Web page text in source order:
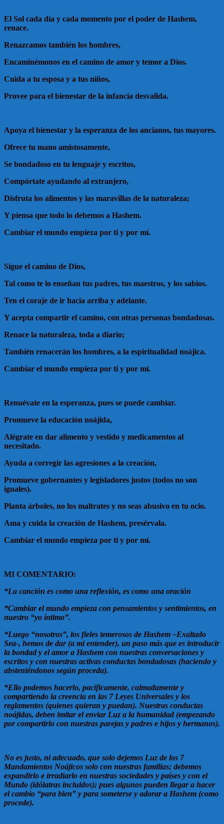
El Sol cada día y cada momento por el poder de Hashem,
renace.
Renazcamos también los hombres,
Encaminémonos en el camino de amor y temor a Dios.
Cuida a tu esposa y a tus niños,
Provee para el bienestar de la infancia desvalida.
Apoya el bienestar y la esperanza de los ancianos, tus mayores.
Ofrece tu mano amistosamente,
Se bondadoso en tu lenguaje y escritos,
Compórtate ayudando al extranjero,
Disfruta los alimentos y las maravillas de la naturaleza;
Y piensa que todo lo debemos a Hashem.
Cambiar el mundo empieza por ti y por mí.
Sigue el camino de Dios,
Tal como te lo enseñan tus padres, tus maestros, y los sabios.
Ten el coraje de ir hacia arriba y adelante.
Y acepta compartir el camino, con otras personas bondadosas.
Renace la naturaleza, toda a diario;
También renacerán los hombres, a la espiritualidad noájica.
Cambiar el mundo empieza por ti y por mí.
Renuévate en la esperanza, pues se puede cambiar.
Promueve la educación noájida,
Alégrate en dar alimento y vestido y medicamentos al
necesitado.
Ayuda a corregir las agresiones a la creación,
Promueve gobernantes y legisladores justos (todos no son
iguales).
Planta árboles, no los maltrates y no seas abusivo en tu ocio.
Ama y cuida la creación de Hashem, presérvala.
Cambiar el mundo empieza por ti y por mí.
MI COMENTARIO:
*La canción es como una reflexión, es como una oración
*Cambiar el mundo empieza con pensamientos y sentimientos, en
nuestro “yo íntimo”.
*Luego “nosotros”, los fieles temerosos de Hashem –Exaltado
Sea-, hemos de dar (a mi entender), un paso más que es introducir
la bondad y el amor a Hashem con nuestras conversaciones y
escritos y con nuestras activas conductas bondadosas (haciendo y
absteniéndonos según proceda).
*Ello podemos hacerlo, pacíficamente, calmadamente y
compartiendo la creencia en las 7 Leyes Universales y los
reglamentos (quienes quieran y puedan). Nuestras conductas
noájidas, deben imitar el enviar Luz a la humanidad (empezando
por compartirlo con nuestras parejas y padres e hijos y hermanos).
No es justo, ni adecuado, que solo dejemos Luz de los 7
Mandamientos Noájicos solo con nuestras familias; debemos
expandirlo e irradiarlo en nuestras sociedades y países y con el
Mundo (idólatras incluidos); pues algunos pueden llegar a hacer
el cambio “para bien” y para someterse y adorar a Hashem (como
procede).